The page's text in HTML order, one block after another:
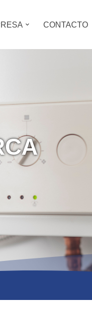
CONTACTO